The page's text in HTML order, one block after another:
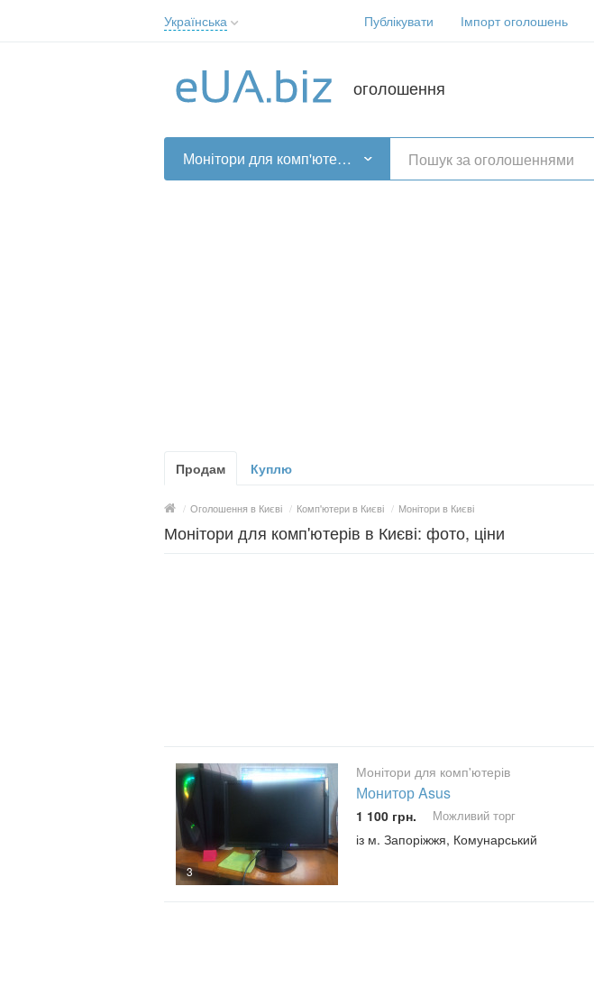
Українська
Українська
Публікувати Імпорт оголошень
оголошення
Монітори для комп'ютерів
Продам Куплю
/ Оголошення в Києві / Комп'ютери в Києві / Монітори в Києві
Монітори для комп'ютерів в Києві: фото, ціни
3
Монітори для комп'ютерів
Монитор Asus
1 100 грн. Можливий торг
із м. Запоріжжя, Комунарський